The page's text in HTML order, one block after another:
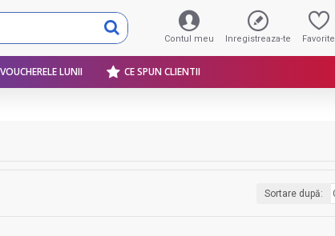
Contul meu Inregistreaza-te Favorite
VOUCHERELE LUNII CE SPUN CLIENTII
Sortare după: